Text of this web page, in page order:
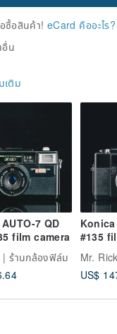
ซื้อสินค้า! eCard คืออะไร?
อื่น
เติม
7 QD
film camera
| ร้านกล้องฟิล์ม
#135
Mr.
US$